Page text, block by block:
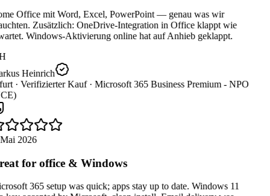
Office mit Word, Excel, PowerPoint — genau was wir
Zusätzlich: OneDrive-Integration in Office klappt wie
Windows-Aktivierung online hat auf Anhieb geklappt.
Heinrich
· Verifizierter Kauf · Microsoft 365 Business Premium - NPO
2026
for office & Windows
365 setup was quick; apps stay up to date. Windows 11